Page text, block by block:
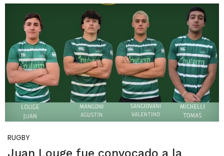
RUGBY
Juan Louge fue convocado a la